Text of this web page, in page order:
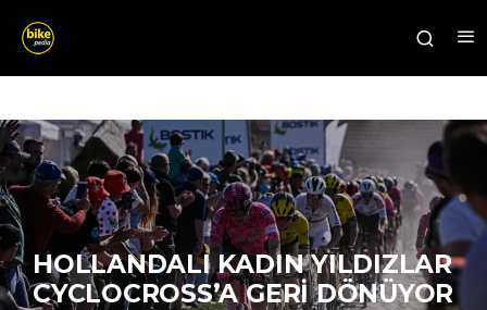
HOLLANDALI KADIN YILDIZLAR
CYCLOCROSS’A GERI DÖNÜYOR